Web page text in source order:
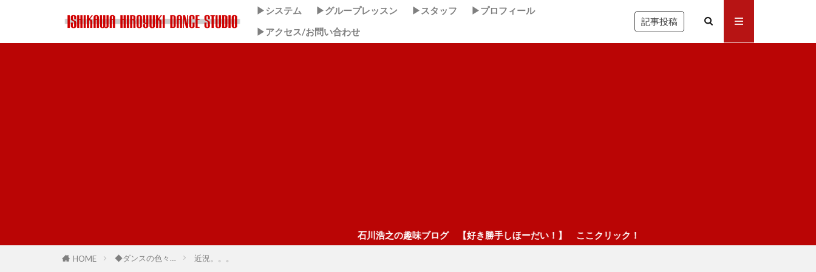
▶システム ▶グループレッスン ▶スタッフ
▶プロフィール
▶アクセス/お問い合わせ
記事投稿
石川浩之の趣味ブログ 【好き勝手しほーだい！】 ここクリック！
HOME ◆ダンスの色々… 近況。。。